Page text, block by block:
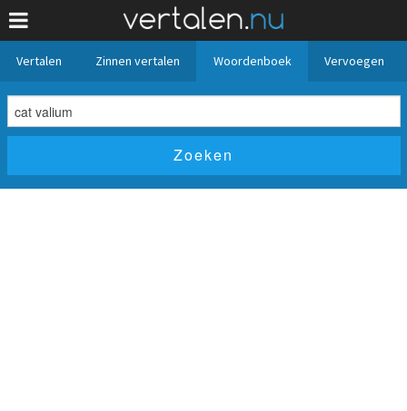
Vertalen Zinnen vertalen Woordenboek Vervoegen